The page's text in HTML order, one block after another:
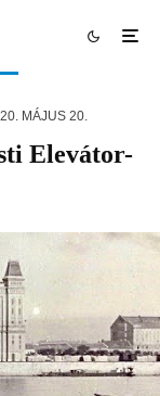
MÁJUS 20.
Elevátor-